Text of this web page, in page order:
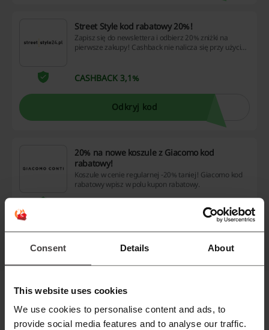
Consent Details About
This website uses cookies
We use cookies to personalise content and ads, to
provide social media features and to analyse our traffic.
Street Style kod rabatowy 20%!
Zapisz się do newslettera i odbierz 20% zniżki na
pierwsze zakupy! Cashback nie nalicza się przy użyciu
CASHBACK 3,1%
Odkryj kod
20% na nowe koszule z Giacomo kod
rabatowy!
Koszule w cenie regularnej -20% taniej! Giacomo kod
rabatowy wpisz w polu kupon rabatowy.
Odkryj kod L20
Darmowa książka od Legimi dla
zarejestrowanych użytkowników Picodi!